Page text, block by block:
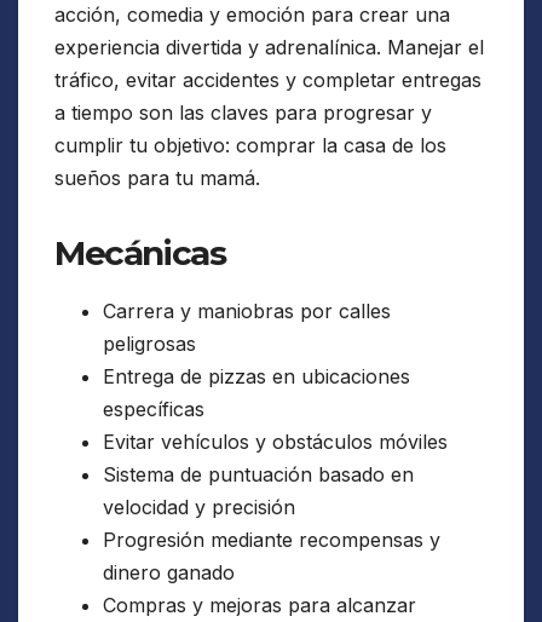
acción, comedia y emoción para crear una
experiencia divertida y adrenalínica. Manejar el
tráfico, evitar accidentes y completar entregas
a tiempo son las claves para progresar y
cumplir tu objetivo: comprar la casa de los
sueños para tu mamá.
Mecánicas
Carrera y maniobras por calles
peligrosas
Entrega de pizzas en ubicaciones
específicas
Evitar vehículos y obstáculos móviles
Sistema de puntuación basado en
velocidad y precisión
Progresión mediante recompensas y
dinero ganado
Compras y mejoras para alcanzar